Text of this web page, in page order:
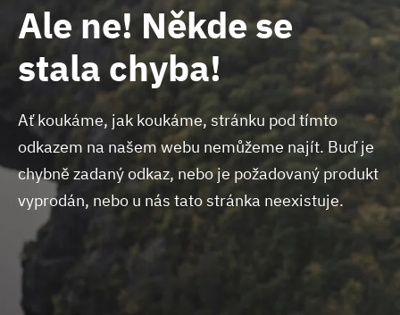
Ale ne! Někde se
stala chyba!
Ať koukáme, jak koukáme, stránku pod tímto
odkazem na našem webu nemůžeme najít. Buď je
chybně zadaný odkaz, nebo je požadovaný produkt
vyprodán, nebo u nás tato stránka neexistuje.